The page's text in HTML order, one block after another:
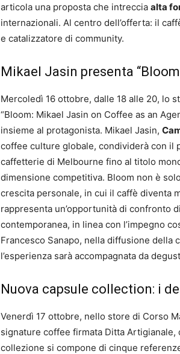
articola una proposta che intreccia alta
internazionali. Al centro dell’offerta: il
e catalizzatore di community.
Mikael Jasin presenta
Mercoledì 16 ottobre, dalle 18 alle 20, lo
“Bloom: Mikael Jasin on Coffee as an
insieme al protagonista. Mikael Jasin,
coffee culture globale, condividerà con
caffetterie di Melbourne fino al titolo
dimensione competitiva. Bloom non è
crescita personale, in cui il caffè diventa
rappresenta un’opportunità di confronto
contemporanea, in linea con l’impegno
Francesco Sanapo, nella diffusione della
l’esperienza sarà accompagnata da
Nuova capsule collection: i
Venerdì 17 ottobre, nello store di Corso
signature coffee firmata Ditta Artigianale,
collezione si compone di cinque